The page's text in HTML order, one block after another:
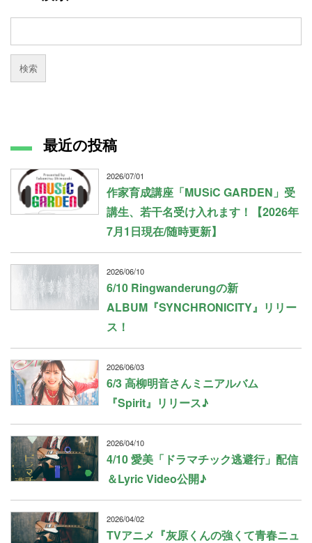
最近の投稿
2026/07/01
作家育成講座「MUSiC GARDEN」受
講生、若干名受け入れます！【2026年
7月1日現在/随時更新】
2026/06/10
6/10 Ringwanderungの新
ALBUM『SYNCHRONICITY』リリー
ス！
2026/06/03
6/3 高柳明音さんミニアルバム
『Spirit』リリース♪
2026/04/10
4/10 愛美「ドラマチック逃避行」配信
＆Lyric Video公開♪
2026/04/02
TVアニメ『灰原くんの強くて青春ニュ